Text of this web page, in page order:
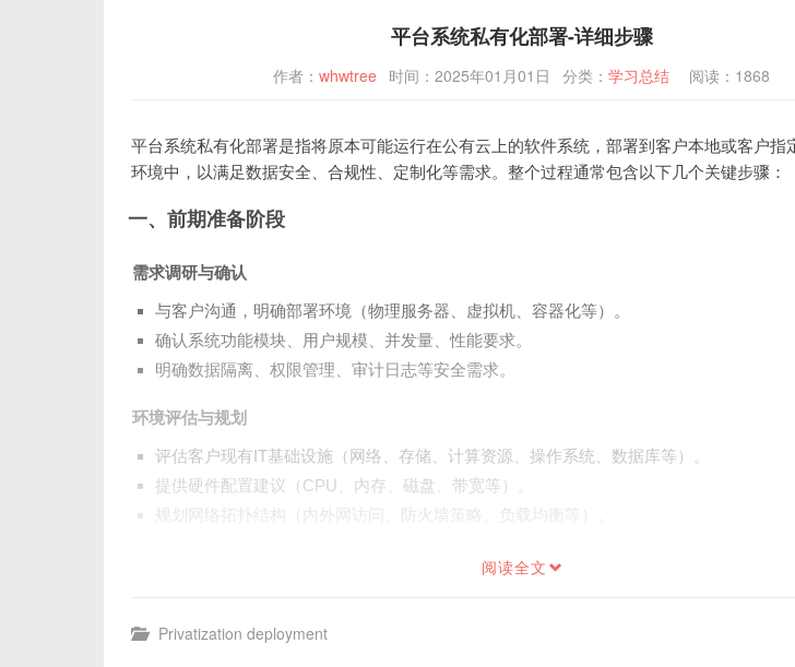
平台系统私有化部署-详细步骤
作者： whwtree 时间：2025年01月01日 分类： 学习总结 阅读：1868
平台系统私有化部署是指将原本可能运行在公有云上的软件系统，部署到客户本地或客户指
环境中，以满足数据安全、合规性、定制化等需求。整个过程通常包含以下几个关键步骤：
一、前期准备阶段
需求调研与确认
与客户沟通，明确部署环境（物理服务器、虚拟机、容器化等）。
确认系统功能模块、用户规模、并发量、性能要求。
明确数据隔离、权限管理、审计日志等安全需求。
环境评估与规划
评估客户现有IT基础设施（网络、存储、计算资源、操作系统、数据库等）。
提供硬件配置建议（CPU、内存、磁盘、带宽等）。
规划网络拓扑结构（内外网访问、防火墙策略、负载均衡等）。
阅读全文
Privatization deployment